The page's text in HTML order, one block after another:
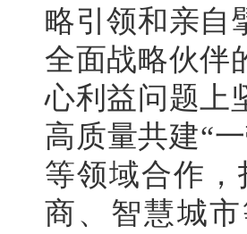
略引领和亲自
全面战略伙伴
心利益问题上
高质量共建“
等领域合作
商、智慧城